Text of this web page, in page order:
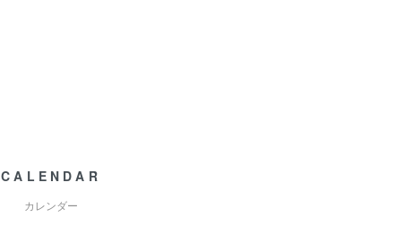
CALENDAR
カレンダー